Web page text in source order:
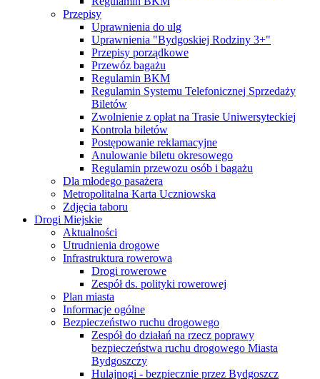
Przepisy
Uprawnienia do ulg
Uprawnienia "Bydgoskiej Rodziny 3+"
Przepisy porządkowe
Przewóz bagażu
Regulamin BKM
Regulamin Systemu Telefonicznej Sprzedaży
Biletów
Zwolnienie z opłat na Trasie Uniwersyteckiej
Kontrola biletów
Postępowanie reklamacyjne
Anulowanie biletu okresowego
Regulamin przewozu osób i bagażu
Dla młodego pasażera
Metropolitalna Karta Uczniowska
Zdjęcia taboru
Drogi Miejskie
Aktualności
Utrudnienia drogowe
Infrastruktura rowerowa
Drogi rowerowe
Zespół ds. polityki rowerowej
Plan miasta
Informacje ogólne
Bezpieczeństwo ruchu drogowego
Zespół do działań na rzecz poprawy
bezpieczeństwa ruchu drogowego Miasta
Bydgoszczy
Hulajnogi - bezpiecznie przez Bydgoszcz